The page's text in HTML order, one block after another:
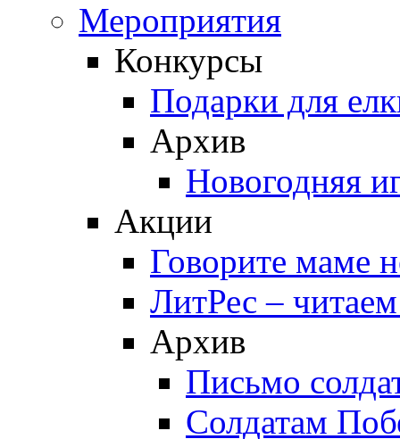
Мероприятия
Конкурсы
Подарки для
Архив
Новогодняя
Акции
Говорите маме
ЛитРес –
Архив
Письмо
Солдатам